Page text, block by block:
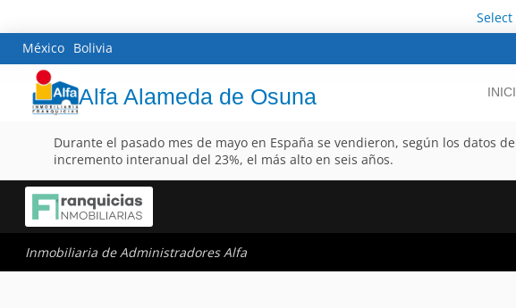
Select
México Bolivia
Alfa Alameda de Osuna
Durante el pasado mes de mayo en España se vendieron, según los datos
incremento interanual del 23%, el más alto en seis años.
Inmobiliaria de Administradores Alfa